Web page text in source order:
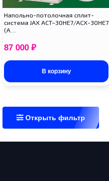
Напольно-потолочная сплит-
система JAX ACT–30HE7/ACX-30HE7
(A…
87 000 ₽
В корзину
Открыть фильтр